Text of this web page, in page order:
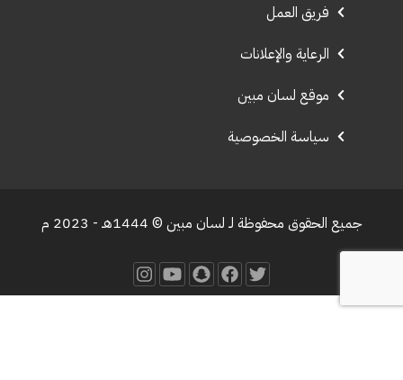
فريق العمل
الرعاية والإعلانات
موقع لسان مبين
سياسة الخصوصية
جميع الحقوق محفوظة لـ لسان مبين © 1444هـ - 2023 م